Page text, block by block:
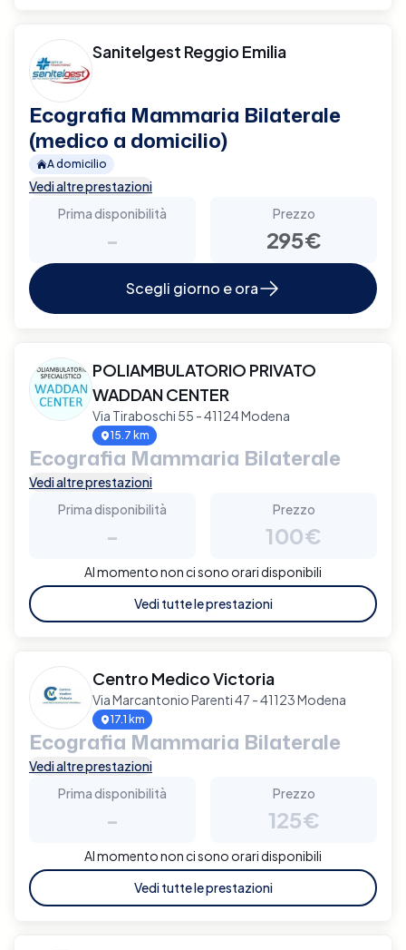
Sanitelgest Reggio Emilia
Ecografia Mammaria Bilaterale
(medico a domicilio)
A domicilio
Vedi altre prestazioni
Prima disponibilità
-
Prezzo
295€
Scegli giorno e ora
POLIAMBULATORIO PRIVATO
WADDAN CENTER
Via Tiraboschi 55 - 41124 Modena
15.7 km
Ecografia Mammaria Bilaterale
Vedi altre prestazioni
Prima disponibilità
-
Prezzo
100€
Al momento non ci sono orari disponibili
Vedi tutte le prestazioni
Centro Medico Victoria
Via Marcantonio Parenti 47 - 41123 Modena
17.1 km
Ecografia Mammaria Bilaterale
Vedi altre prestazioni
Prima disponibilità
-
Prezzo
125€
Al momento non ci sono orari disponibili
Vedi tutte le prestazioni